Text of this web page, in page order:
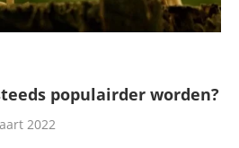
populairder worden?
2022